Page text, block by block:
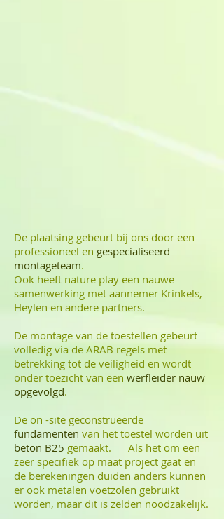
De plaatsing gebeurt bij ons door een
professioneel en gespecialiseerd
montageteam.
Ook heeft nature play een nauwe
samenwerking met aannemer Krinkels,
Heylen en andere partners.
De montage van de toestellen gebeurt
volledig via de ARAB regels met
betrekking tot de veiligheid en wordt
onder toezicht van een werfleider nauw
opgevolgd.
De on -site geconstrueerde
fundamenten van het toestel worden uit
beton B25 gemaakt. Als het om een
zeer specifiek op maat project gaat en
de berekeningen duiden anders kunnen
er ook metalen voetzolen gebruikt
worden, maar dit is zelden noodzakelijk.